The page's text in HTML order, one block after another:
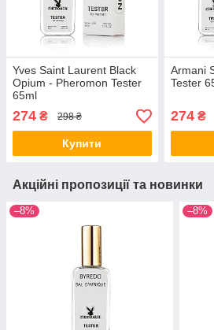
Yves Saint Laurent Black
Opium - Pheromon Tester
65ml
274 ₴ 298 ₴
Купити
Armani
Tester
274₴
Акційні пропозиції та новинки
–8% –8%